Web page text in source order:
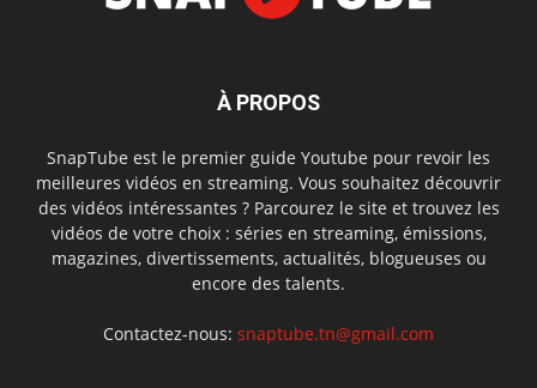
À PROPOS
SnapTube est le premier guide Youtube pour revoir les
meilleures vidéos en streaming. Vous souhaitez découvrir
des vidéos intéressantes ? Parcourez le site et trouvez les
vidéos de votre choix : séries en streaming, émissions,
magazines, divertissements, actualités, blogueuses ou
encore des talents.
Contactez-nous: snaptube.tn@gmail.com